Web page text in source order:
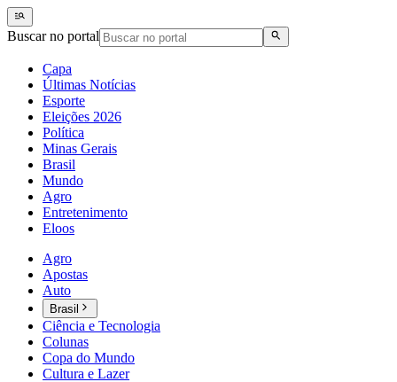
Buscar no portal
Capa
Últimas Notícias
Esporte
Eleições 2026
Política
Minas Gerais
Brasil
Mundo
Agro
Entretenimento
Eloos
Agro
Apostas
Auto
Brasil
Ciência e Tecnologia
Colunas
Copa do Mundo
Cultura e Lazer